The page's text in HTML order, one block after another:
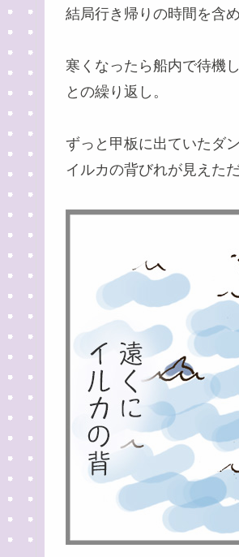
結局行き帰りの時間を含
寒くなったら船内で待機し
との繰り返し。
ずっと甲板に出ていたダ
イルカの背びれが見えた